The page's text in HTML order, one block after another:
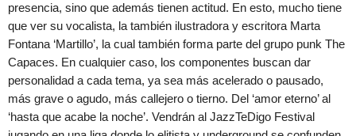
presencia, sino que además tienen actitud. En esto, mucho tiene
que ver su vocalista, la también ilustradora y escritora Marta
Fontana ‘Martillo’, la cual también forma parte del grupo punk The
Capaces. En cualquier caso, los componentes buscan dar
personalidad a cada tema, ya sea más acelerado o pausado,
más grave o agudo, más callejero o tierno. Del ‘amor eterno’ al
‘hasta que acabe la noche’. Vendrán al JazzTeDigo Festival